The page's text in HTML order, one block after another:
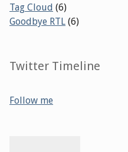
Tag Cloud (6)
Goodbye RTL (6)
Twitter Timeline
Follow me